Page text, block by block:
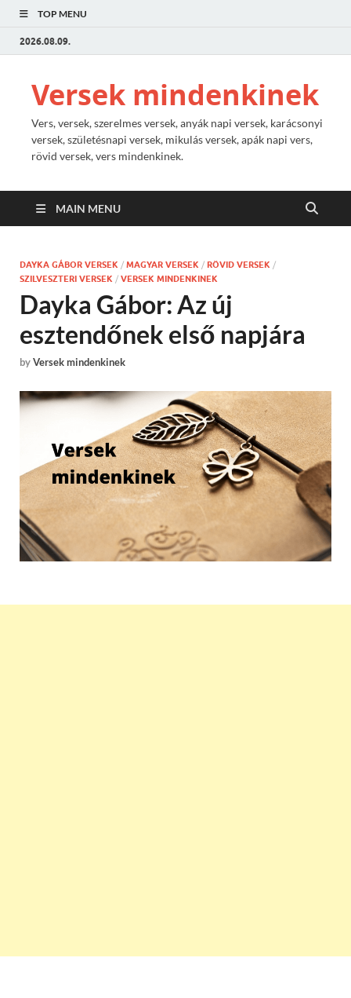
TOP MENU
2026.08.09.
Versek mindenkinek
Vers, versek, szerelmes versek, anyák napi versek, karácsonyi
versek, születésnapi versek, mikulás versek, apák napi vers,
rövid versek, vers mindenkinek.
MAIN MENU
DAYKA GÁBOR VERSEK / MAGYAR VERSEK / RÖVID VERSEK /
SZILVESZTERI VERSEK / VERSEK MINDENKINEK
Dayka Gábor: Az új
esztendőnek első napjára
byVersek mindenkinek